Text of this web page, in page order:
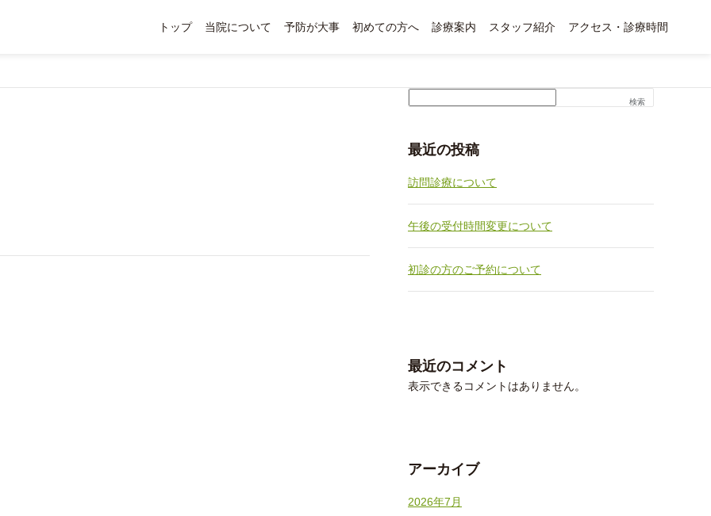
トップ 当院について 予防が大事 初めての方へ 診療案内 スタッフ紹介 アクセス・診療時間
検索
最近の投稿
訪問診療について
午後の受付時間変更について
初診の方のご予約について
最近のコメント
表示できるコメントはありません。
アーカイブ
2026年7月